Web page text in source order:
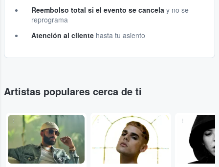
Reembolso total si el evento se cancela y no se
reprograma
Atención al cliente hasta tu asiento
Artistas populares cerca de ti
... ... ...